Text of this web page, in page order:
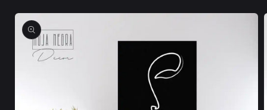
directamente
información
del producto